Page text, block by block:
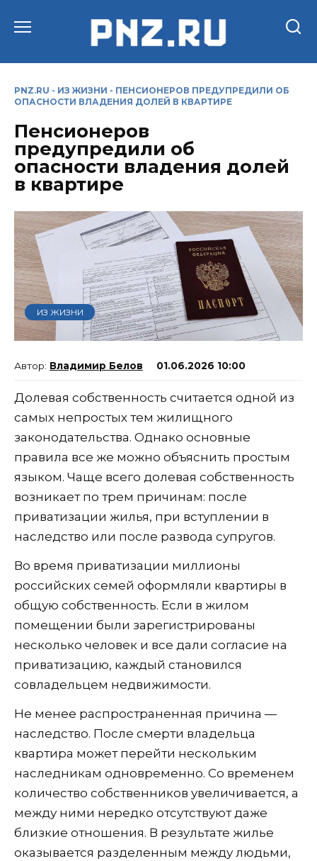
PNZ.RU - ИЗ ЖИЗНИ - ПЕНСИОНЕРОВ ПРЕДУПРЕДИЛИ ОБ
ОПАСНОСТИ ВЛАДЕНИЯ ДОЛЕЙ В КВАРТИРЕ
Пенсионеров
предупредили об
опасности владения долей
в квартире
ИЗ ЖИЗНИ
Владимир Белов 01.06.2026 10:00
Долевая собственность считается одной из
самых непростых тем жилищного
законодательства. Однако основные
правила все же можно объяснить простым
языком. Чаще всего долевая собственность
возникает по трем причинам: после
приватизации жилья, при вступлении в
наследство или после развода супругов.
Во время приватизации миллионы
российских семей оформляли квартиры в
общую собственность. Если в жилом
помещении были зарегистрированы
несколько человек и все дали согласие на
приватизацию, каждый становился
совладельцем недвижимости.
Не менее распространенная причина —
наследство. После смерти владельца
квартира может перейти нескольким
наследникам одновременно. Со временем
количество собственников увеличивается, а
между ними нередко отсутствуют даже
близкие отношения. В результате жилье
оказывается разделенным между людьми,